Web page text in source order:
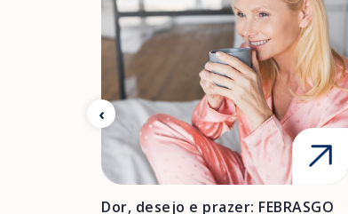
Dor, desejo e prazer: FEBRASGO